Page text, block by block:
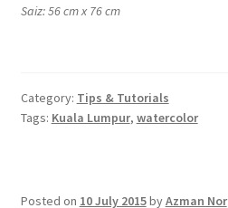
Saiz: 56 cm x 76 cm
Category: Tips & Tutorials
Tags: Kuala Lumpur, watercolor
Posted on 10 July 2015byAzman Nor